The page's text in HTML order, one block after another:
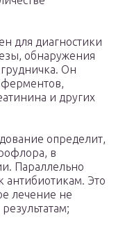
для диагностики
обнаружения
Он
ферментов,
и других
определит,
в
Параллельно
антибиотикам. Это
лечение не